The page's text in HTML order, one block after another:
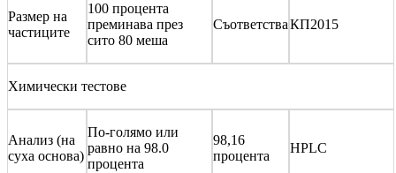
Размер на
частиците
100 процента
преминава през
сито 80 меша
СъответстваКП2015
Химически тестове
Анализ (на
суха основа)
По-голямо или
равно на 98.0
процента
98,16
процента
HPLC